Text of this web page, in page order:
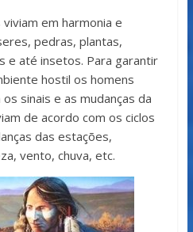
em harmonia e
pedras, plantas,
e até insetos. Para garantir
hostil os homens
sinais e as mudanças da
de acordo com os ciclos
das estações,
vento, chuva, etc.